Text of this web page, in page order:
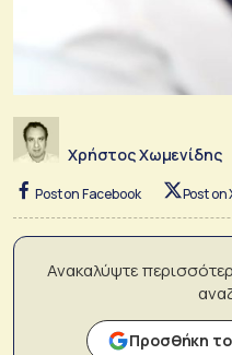
Χρήστος Χωμενίδης
Post on Facebook Post on
Ανακαλύψτε
Προσθήκη